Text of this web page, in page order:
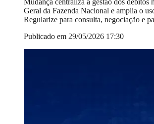
Geral da Fazenda Nacional e amplia o
Regularize para consulta, negociação e
Publicado em 29/05/2026 17:30